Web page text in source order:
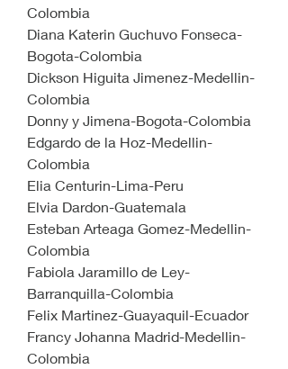
Colombia
Diana Katerin Guchuvo Fonseca-
Bogota-Colombia
Dickson Higuita Jimenez-Medellin-
Colombia
Donny y Jimena-Bogota-Colombia
Edgardo de la Hoz-Medellin-
Colombia
Elia Centurin-Lima-Peru
Elvia Dardon-Guatemala
Esteban Arteaga Gomez-Medellin-
Colombia
Fabiola Jaramillo de Ley-
Barranquilla-Colombia
Felix Martinez-Guayaquil-Ecuador
Francy Johanna Madrid-Medellin-
Colombia